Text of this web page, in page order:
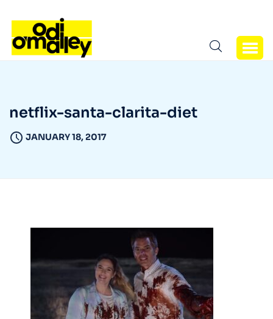
netflix-santa-clarita-diet
JANUARY 18, 2017